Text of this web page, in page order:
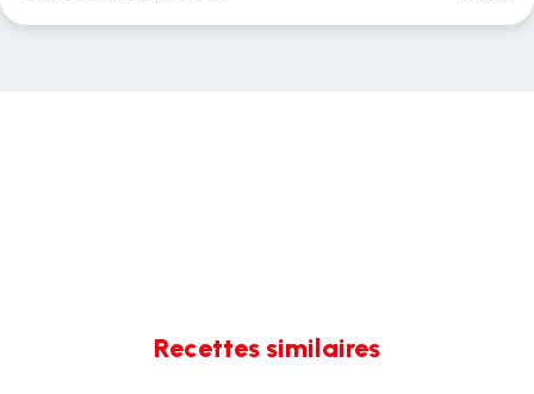
Recettes similaires